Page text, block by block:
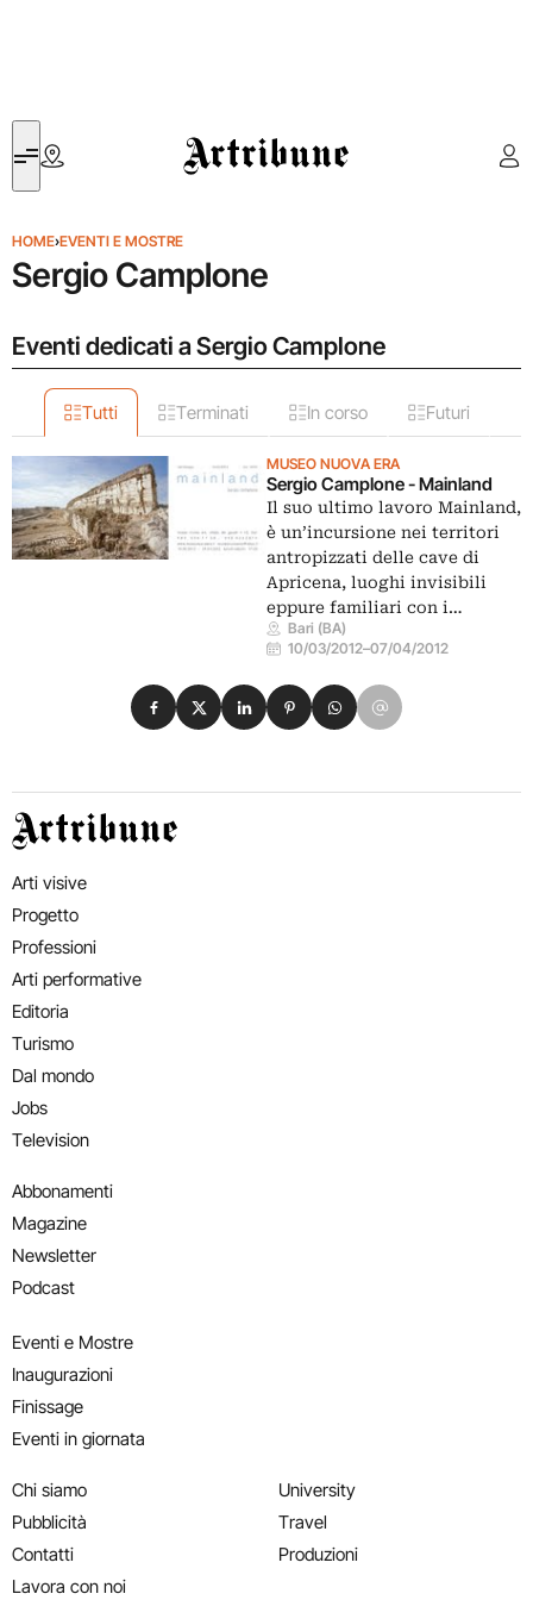
Artribune
HOME›EVENTI E MOSTRE
Sergio Camplone
Eventi dedicati a Sergio Camplone
Tutti Terminati In corso Futuri
MUSEO NUOVA ERA
Sergio Camplone - Mainland
Il suo ultimo lavoro Mainland,
è un’incursione nei territori
antropizzati delle cave di
Apricena, luoghi invisibili
eppure familiari con i…
Bari (BA)
10/03/2012–07/04/2012
Condividi su Facebook
Condividi su X
Condividi su LinkedIn
Condividi su Pinterest
Condividi su WhatsApp
Condividi su Email
Artribune
Arti visive
Progetto
Professioni
Arti performative
Editoria
Turismo
Dal mondo
Jobs
Television
Abbonamenti
Magazine
Newsletter
Podcast
Eventi e Mostre
Inaugurazioni
Finissage
Eventi in giornata
Chi siamo
Pubblicità
Contatti
Lavora con noi
University
Travel
Produzioni